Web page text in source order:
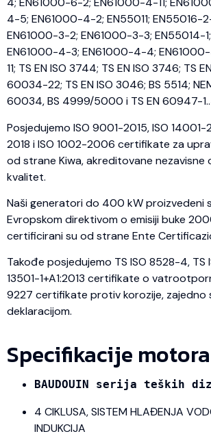
4-5; EN61000-4-2; EN55011; EN55016-
EN61000-3-2; EN61000-3-3; EN55014-
EN61000-4-3; EN61000-4-4;
11; TS EN ISO 3744; TS EN ISO 3746; TS
60034-22; TS EN ISO 3046; BS 5514;
60034, BS 4999/5000 i TS EN 60947-
Posjedujemo ISO 9001-2015, ISO 14001-
2018 i ISO 1002-2006 certifikate za
od strane Kiwa, akreditovane nezavisne
kvalitet.
Naši generatori do 400 kW proizvedeni
Evropskom direktivom o emisiji buke
certificirani su od strane Ente
Takođe posjedujemo TS ISO 8528-4, TS
13501-1+A1:2013 certifikate o
9227 certifikate protiv korozije, zajedno
deklaracijom.
Specifikacije motora
BAUDOUIN serija teških
4 CIKLUSA, SISTEM HLAĐENJA
INDUKCIJA